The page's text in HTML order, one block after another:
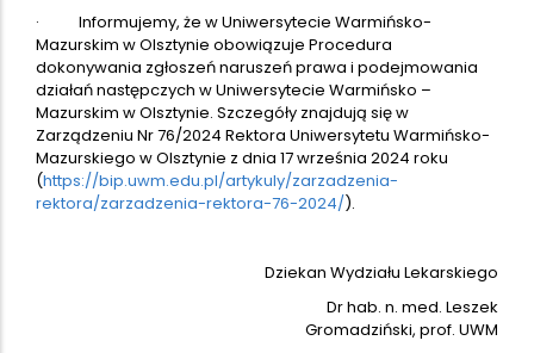
· Informujemy, że w Uniwersytecie Warmińsko-
Mazurskim w Olsztynie obowiązuje Procedura
dokonywania zgłoszeń naruszeń prawa i podejmowania
działań następczych w Uniwersytecie Warmińsko –
Mazurskim w Olsztynie. Szczegóły znajdują się w
Zarządzeniu Nr 76/2024 Rektora Uniwersytetu Warmińsko-
Mazurskiego w Olsztynie z dnia 17 września 2024 roku
(https://bip.uwm.edu.pl/artykuly/zarzadzenia-
rektora/zarzadzenia-rektora-76-2024/).
Dziekan Wydziału Lekarskiego
Dr hab. n. med. Leszek
Gromadziński, prof. UWM